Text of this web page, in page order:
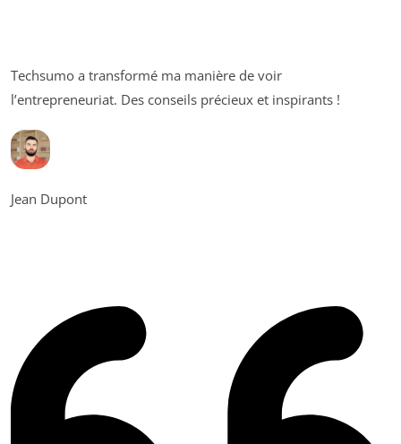
Techsumo a transformé ma manière de voir
l’entrepreneuriat. Des conseils précieux et inspirants !
Jean Dupont